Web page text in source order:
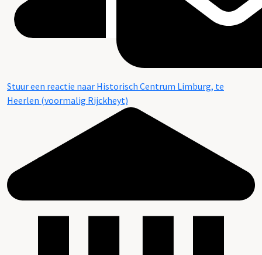
Stuur een reactie naar Historisch Centrum Limburg, te
Heerlen (voormalig Rijckheyt)